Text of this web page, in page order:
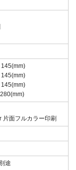
片面フルカラー印刷
途